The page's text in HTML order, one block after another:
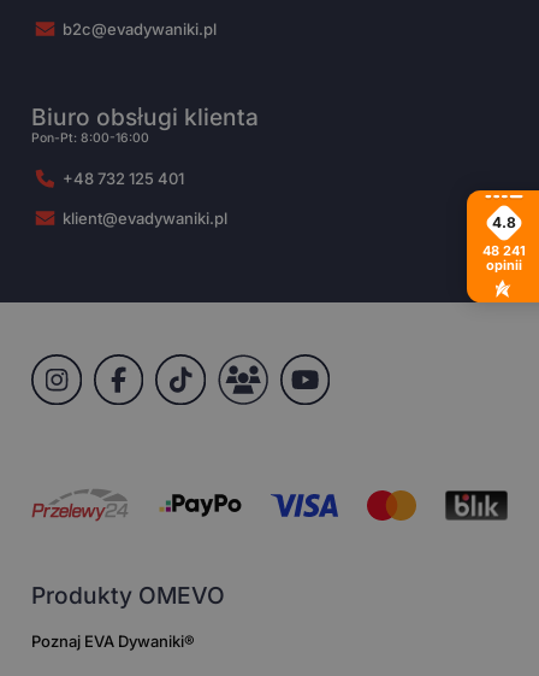
b2c@evadywaniki.pl
Biuro obsługi klienta
Pon-Pt: 8:00-16:00
+48 732 125 401
klient@evadywaniki.pl
Produkty OMEVO
Poznaj EVA Dywaniki®
4.8
48 241
opinii